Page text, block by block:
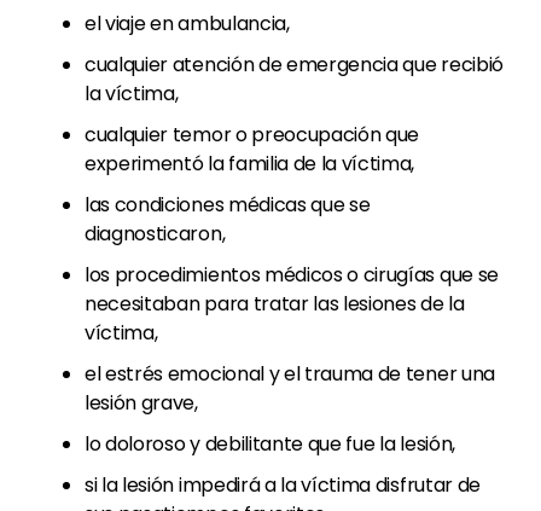
el viaje en ambulancia,
cualquier atención de emergencia que recibió
la víctima,
cualquier temor o preocupación que
experimentó la familia de la víctima,
las condiciones médicas que se
diagnosticaron,
los procedimientos médicos o cirugías que se
necesitaban para tratar las lesiones de la
víctima,
el estrés emocional y el trauma de tener una
lesión grave,
lo doloroso y debilitante que fue la lesión,
si la lesión impedirá a la víctima disfrutar de